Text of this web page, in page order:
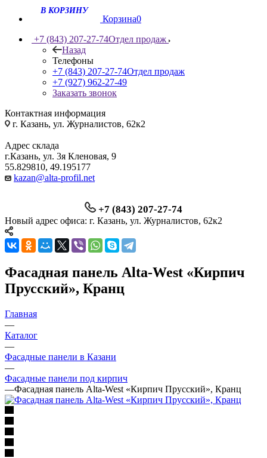
Корзина0
+7 (843) 207-27-74Отдел продаж
Назад
Телефоны
+7 (843) 207-27-74Отдел продаж
+7 (927) 962-27-49
Заказать звонок
Контактная информация
г. Казань, ул. Журналистов, 62к2
Адрес склада
г.Казань, ул. 3я Кленовая, 9
55.829810, 49.195177
kazan@alta-profil.net
+7 (843) 207-27-74
Новый адрес офиса: г. Казань, ул. Журналистов, 62к2
Фасадная панель Alta-West «Кирпич
Прусский», Кранц
Главная
—
Каталог
—
Фасадные панели в Казани
—
Фасадные панели под кирпич
—Фасадная панель Alta-West «Кирпич Прусский», Кранц